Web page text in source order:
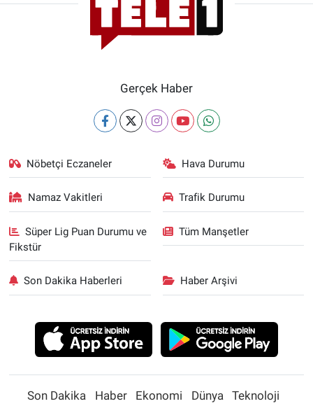
Gerçek Haber
Nöbetçi Eczaneler Hava Durumu
Namaz Vakitleri Trafik Durumu
Süper Lig Puan Durumu ve
Fikstür
Tüm Manşetler
Son Dakika Haberleri Haber Arşivi
Son Dakika Haber Ekonomi Dünya Teknoloji